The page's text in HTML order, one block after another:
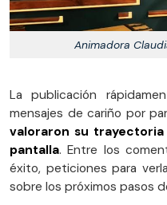
Animadora
La publicación
mensajes de cariño por
valoraron su
pantalla. Entre los
éxito, peticiones para
sobre los próximos pasos